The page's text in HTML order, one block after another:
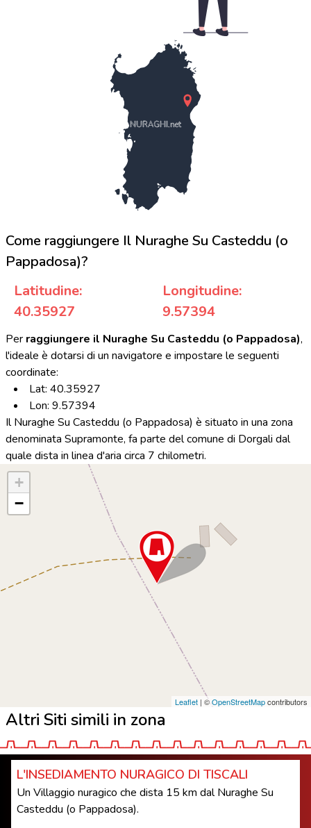
NURAGHI.net
Come raggiungere Il Nuraghe Su Casteddu (o
Pappadosa)?
Latitudine:
40.35927
Longitudine:
9.57394
Per raggiungere il Nuraghe Su Casteddu (o Pappadosa),
l'ideale è dotarsi di un navigatore e impostare le seguenti
coordinate:
Lat: 40.35927
Lon: 9.57394
Il Nuraghe Su Casteddu (o Pappadosa) è situato in una zona
denominata Supramonte, fa parte del comune di Dorgali dal
quale dista in linea d'aria circa 7 chilometri.
+
−
Leaflet | ©OpenStreetMapcontributors
Altri Siti simili in zona
L'INSEDIAMENTO NURAGICO DI TISCALI
Un Villaggio nuragico che dista 15 km dal Nuraghe Su
Casteddu (o Pappadosa).